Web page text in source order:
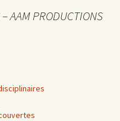
AAM PRODUCTIONS